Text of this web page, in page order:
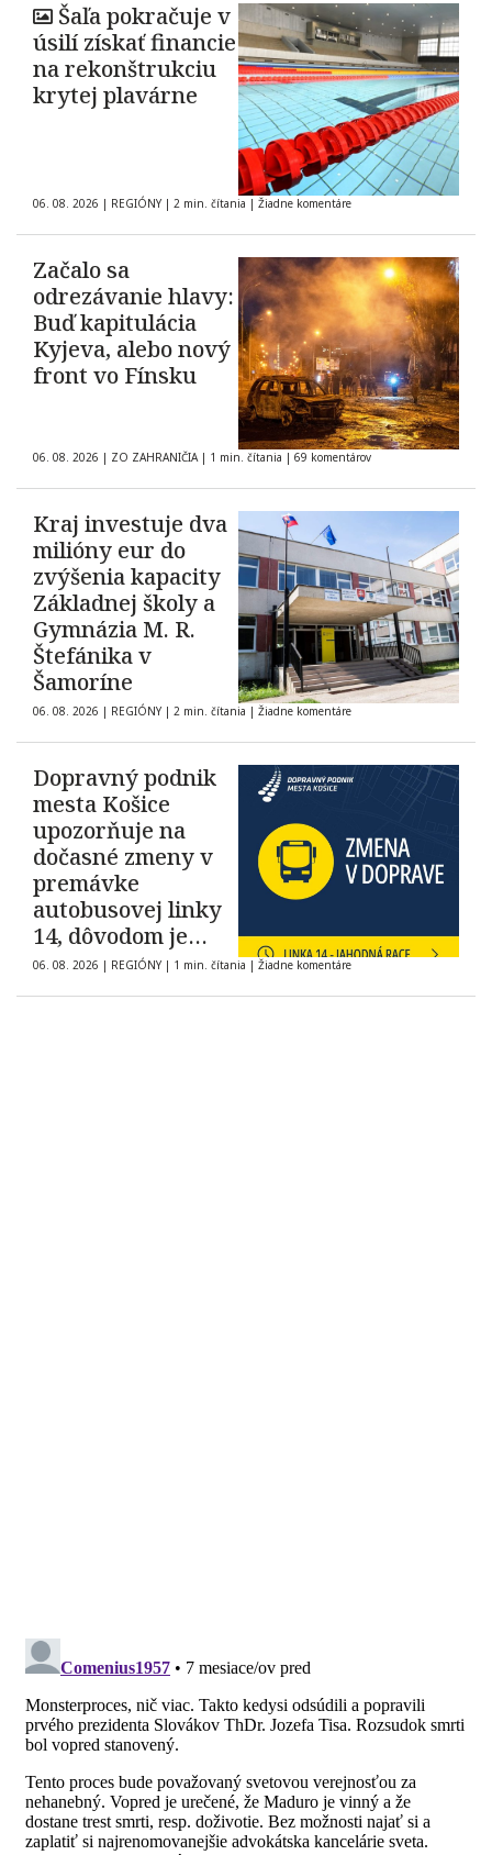
Šaľa pokračuje v
úsilí získať financie
na rekonštrukciu
krytej plavárne
06. 08. 2026 | REGIÓNY | 2 min. čítania | Žiadne komentáre
Začalo sa
odrezávanie hlavy:
Buď kapitulácia
Kyjeva, alebo nový
front vo Fínsku
06. 08. 2026 | ZO ZAHRANIČIA | 1 min. čítania | 69 komentárov
Kraj investuje dva
milióny eur do
zvýšenia kapacity
Základnej školy a
Gymnázia M. R.
Štefánika v
Šamoríne
06. 08. 2026 | REGIÓNY | 2 min. čítania | Žiadne komentáre
Dopravný podnik
mesta Košice
upozorňuje na
dočasné zmeny v
premávke
autobusovej linky
14, dôvodom je
Race Jahodná 2026
06. 08. 2026 | REGIÓNY | 1 min. čítania | Žiadne komentáre